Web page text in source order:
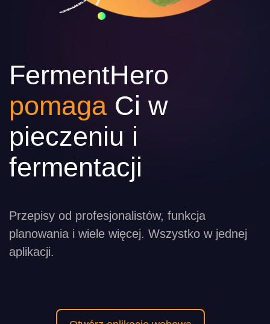
FermentHero
pomaga Ci w
pieczeniu i
fermentacji
Przepisy od profesjonalistów, funkcja
planowania i wiele więcej. Wszystko w jednej
aplikacji.